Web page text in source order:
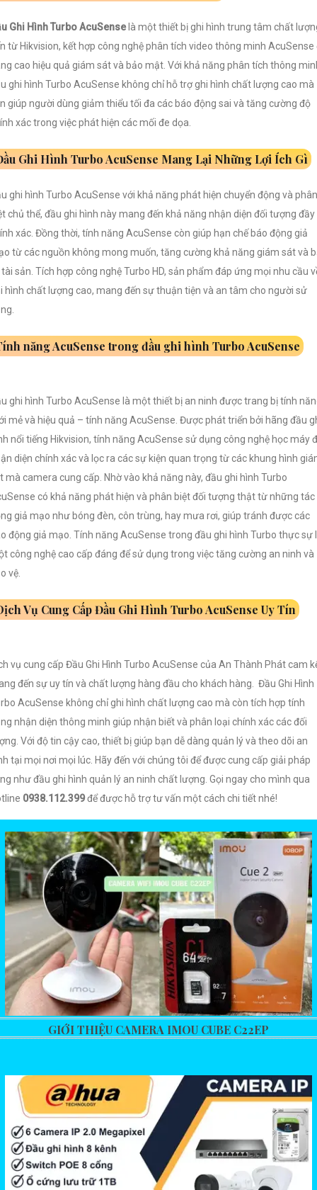
Ghi Hình Turbo AcuSenselà một thiết bị ghi hình trung tâm chất
từ Hikvision, kết hợp công nghệ phân tích video thông minh AcuSense
cao hiệu quả giám sát và bảo mật. Với khả năng phân tích thông
ghi hình Turbo AcuSense không chỉ hỗ trợ ghi hình chất lượng cao mà
giúp người dùng giảm thiểu tối đa các báo động sai và tăng cường độ
xác trong việc phát hiện các mối đe dọa.
Ghi Hình Turbo AcuSense Mang Lại Những Lợi Ích Gì
ghi hình Turbo AcuSense với khả năng phát hiện chuyển động và phân
chủ thể, đầu ghi hình này mang đến khả năng nhận diện đối tượng đầy
xác. Đồng thời, tính năng AcuSense còn giúp hạn chế báo động giả
từ các nguồn không mong muốn, tăng cường khả năng giám sát và
tài sản. Tích hợp công nghệ Turbo HD, sản phẩm đáp ứng mọi nhu cầu
hình chất lượng cao, mang đến sự thuận tiện và an tâm cho người sử
năng AcuSense trong đầu ghi hình Turbo AcuSense
ghi hình Turbo AcuSense là một thiết bị an ninh được trang bị tính
mẻ và hiệu quả – tính năng AcuSense. Được phát triển bởi hãng đầu
nổi tiếng Hikvision, tính năng AcuSense sử dụng công nghệ học máy
diện chính xác và lọc ra các sự kiện quan trọng từ các khung hình
mà camera cung cấp. Nhờ vào khả năng này, đầu ghi hình Turbo
có khả năng phát hiện và phân biệt đối tượng thật từ những tác
giả mạo như bóng đèn, côn trùng, hay mưa rơi, giúp tránh được các
động giả mạo. Tính năng AcuSense trong đầu ghi hình Turbo thực sự
công nghệ cao cấp đáng để sử dụng trong việc tăng cường an ninh và
vệ.
Vụ Cung Cấp Đầu Ghi Hình Turbo AcuSense Uy Tín
vụ cung cấp Đầu Ghi Hình Turbo AcuSense của An Thành Phát cam
đến sự uy tín và chất lượng hàng đầu cho khách hàng. Đầu Ghi Hình
AcuSense không chỉ ghi hình chất lượng cao mà còn tích hợp tính
nhận diện thông minh giúp nhận biết và phân loại chính xác các đối
Với độ tin cậy cao, thiết bị giúp bạn dễ dàng quản lý và theo dõi an
tại mọi nơi mọi lúc. Hãy đến với chúng tôi để được cung cấp giải pháp
như đầu ghi hình quản lý an ninh chất lượng. Gọi ngay cho mình qua
0938.112.399để được hỗ trợ tư vấn một cách chi tiết nhé!
GIỚI THIỆU CAMERA IMOU CUBE C22EP